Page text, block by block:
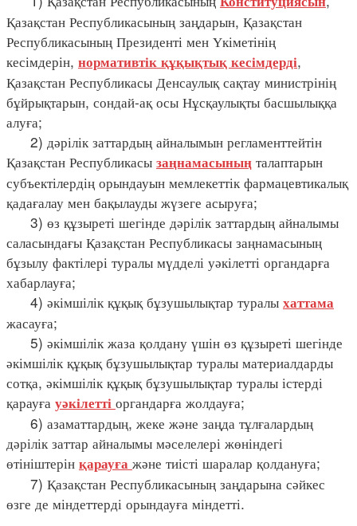
Қазақстан Республикасының заңдарын, Қазақстан
Республикасының Президенті мен Үкіметінің
кесімдерін, нормативтік құқықтық кесімдерді,
Қазақстан Республикасы Денсаулық сақтау министрінің
бұйрықтарын, сондай-ақ осы Нұсқаулықты басшылыққа
алуға;
2) дәрілік заттардың айналымын регламенттейтін
Қазақстан Республикасы заңнамасының талаптарын
субъектілердің орындауын мемлекеттік фармацевтикалық
қадағалау мен бақылауды жүзеге асыруға;
3) өз құзыреті шегінде дәрілік заттардың айналымы
саласындағы Қазақстан Республикасы заңнамасының
бұзылу фактілері туралы мүдделі уәкілетті органдарға
хабарлауға;
4) әкімшілік құқық бұзушылықтар туралы хаттама
жасауға;
5) әкімшілік жаза қолдану үшін өз құзыреті шегінде
әкімшілік құқық бұзушылықтар туралы материалдарды
сотқа, әкімшілік құқық бұзушылықтар туралы істерді
қарауға уәкілетті органдарға жолдауға;
6) азаматтардың, жеке және заңда тұлғалардың
дәрілік заттар айналымы мәселелері жөніндегі
өтініштерін қарауға және тиісті шаралар қолдануға;
7) Қазақстан Республикасының заңдарына сәйкес
өзге де міндеттерді орындауға міндетті.